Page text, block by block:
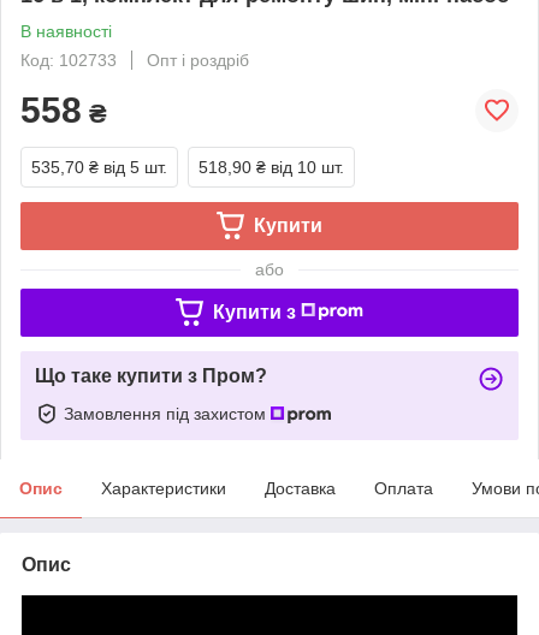
В наявності
Код: 102733
Опт і роздріб
558 ₴
535,70 ₴ від 5 шт. 518,90 ₴ від 10 шт.
Купити
або
Купити з
Що таке купити з Пром?
Замовлення під захистом
Опис Характеристики Доставка Оплата Умови
Опис